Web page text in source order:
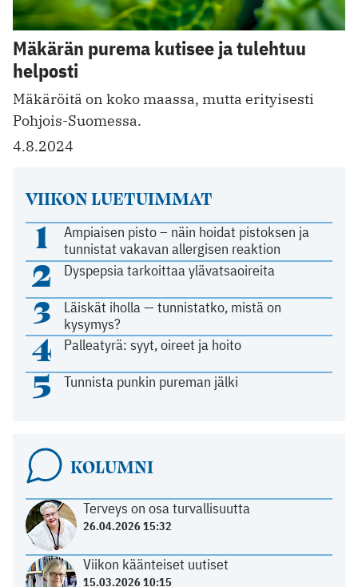
Mäkärän purema kutisee ja tulehtuu
helposti
Mäkäröitä on koko maassa, mutta erityisesti
Pohjois-Suomessa.
4.8.2024
VIIKON LUETUIMMAT
1
Ampiaisen pisto – näin hoidat pistoksen ja
tunnistat vakavan allergisen reaktion
2 Dyspepsia tarkoittaa ylävatsaoireita
3
Läiskät iholla — tunnistatko, mistä on
kysymys?
4 Palleatyrä: syyt, oireet ja hoito
5 Tunnista punkin pureman jälki
KOLUMNI
Terveys on osa turvallisuutta
26.04.2026 15:32
Viikon käänteiset uutiset
15.03.2026 10:15